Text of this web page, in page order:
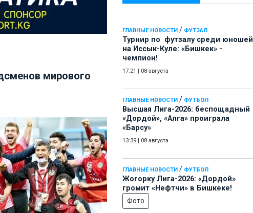
ГЛАВНЫЕ НОВОСТИ / ФУТЗАЛ
Турнир по футзалу среди юношей
на Иссык-Куле: «Бишкек» -
чемпион!
17:21 08 августа
ГЛАВНЫЕ НОВОСТИ / ФУТБОЛ
Высшая Лига-2026: беспощадный
«Дордой», «Алга» проиграла
«Барсу»
13:39 08 августа
ГЛАВНЫЕ НОВОСТИ / ФУТБОЛ
Жогорку Лига-2026: «Дордой»
громит «Нефтчи» в Бишкеке!
Фото
мирового